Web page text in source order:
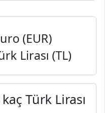
(EUR)
Lirası (TL)
Türk Lirası